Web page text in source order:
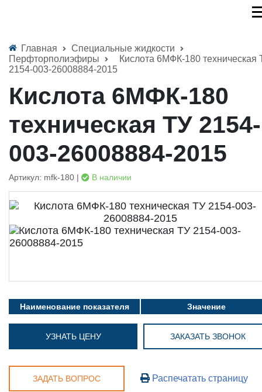
Главная
Специальные жидкости
Перфторполиэфиры
Кислота 6МФК-180 техническая
2154-003-26008884-2015
Кислота 6МФК-180
техническая ТУ 2154-
003-26008884-2015
Артикул: mfk-180 | В наличии
Наименование показателя Значение
УЗНАТЬ ЦЕНУ ЗАКАЗАТЬ ЗВОНОК
ЗАДАТЬ ВОПРОС Распечатать страницу